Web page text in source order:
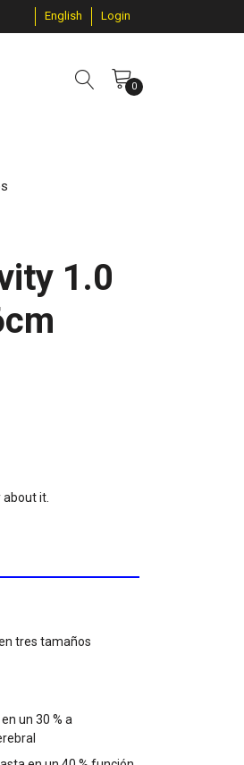
English Login
0
1.0
it.
tres tamaños
un 30 % a